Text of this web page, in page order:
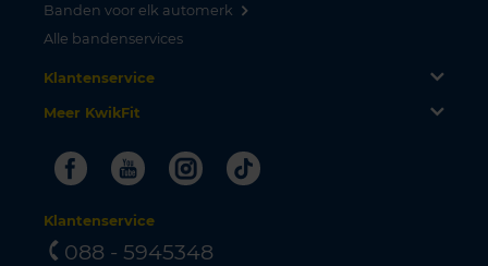
Banden voor elk automerk
Alle bandenservices
Klantenservice
Meer KwikFit
FacebookYoutubeInstagram
Tiktok
Klantenservice
088 - 5945348